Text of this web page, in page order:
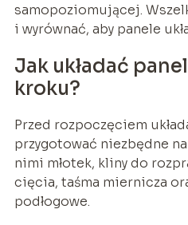
samopoziomującej.
i wyrównać, aby panele
Jak układać
kroku?
Przed rozpoczęciem
przygotować niezbędne
nimi młotek, kliny do
cięcia, taśma miernicza
podłogowe.